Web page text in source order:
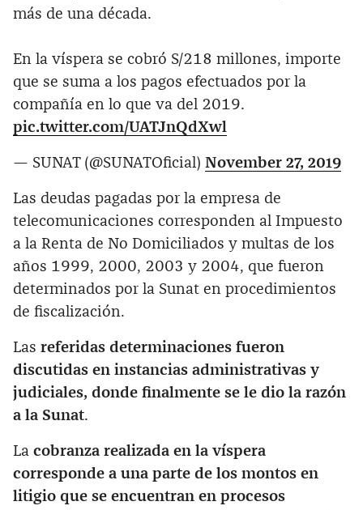
más de una década.
En la víspera se cobró S/218 millones, importe
que se suma a los pagos efectuados por la
compañía en lo que va del 2019.
pic.twitter.com/UATJnQdXwl
— SUNAT (@SUNATOficial) November 27, 2019
Las deudas pagadas por la empresa de
telecomunicaciones corresponden al Impuesto
a la Renta de No Domiciliados y multas de los
años 1999, 2000, 2003 y 2004, que fueron
determinados por la Sunat en procedimientos
de fiscalización.
Las referidas determinaciones fueron
discutidas en instancias administrativas y
judiciales, donde finalmente se le dio la razón
a la Sunat.
La cobranza realizada en la víspera
corresponde a una parte de los montos en
litigio que se encuentran en procesos